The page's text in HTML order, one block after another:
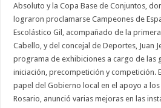
Absoluto y la Copa Base de Conjuntos,
lograron proclamarse Campeones de
Escolástico Gil, acompañado de la
Cabello, y del concejal de Deportes, Juan
programa de exhibiciones a cargo de las
iniciación, precompetición y competición.
papel del Gobierno local en el apoyo a
Rosario, anunció varias mejoras en las